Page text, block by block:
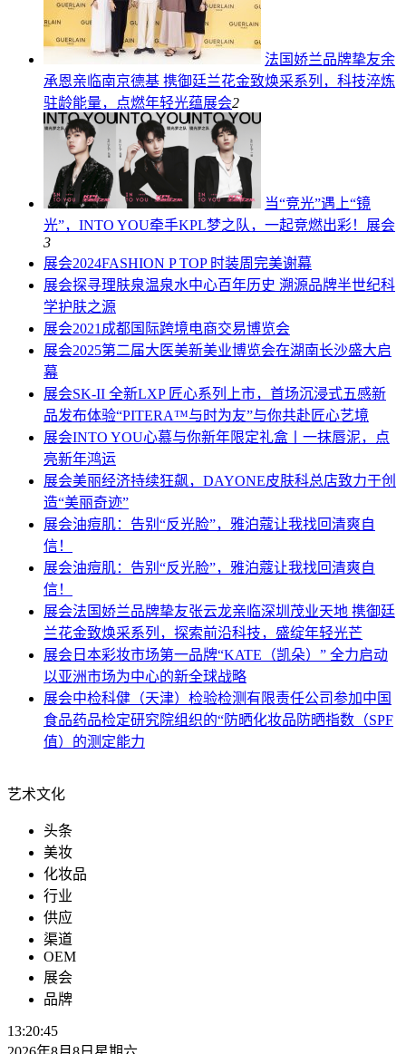
法国娇兰品牌挚友余
承恩亲临南京德基 携御廷兰花金致焕采系列，科技淬炼
驻龄能量，点燃年轻光蕴展会2
当“竞光”遇上“镜
光”，INTO YOU牵手KPL梦之队，一起竞燃出彩！ 展会
3
展会2024FASHION P TOP 时装周完美谢幕
展会探寻理肤泉温泉水中心百年历史 溯源品牌半世纪科
学护肤之源
展会2021成都国际跨境电商交易博览会
展会2025第二届大医美新美业博览会在湖南长沙盛大启
幕
展会SK-II 全新LXP 匠心系列上市，首场沉浸式五感新
品发布体验“PITERA™与时为友”与你共赴匠心艺境
展会INTO YOU心慕与你新年限定礼盒丨一抹唇泥，点
亮新年鸿运
展会美丽经济持续狂飙，DAYONE皮肤科总店致力于创
造“美丽奇迹”
展会油痘肌：告别“反光脸”，雅泊蔻让我找回清爽自
信！
展会油痘肌：告别“反光脸”，雅泊蔻让我找回清爽自
信！
展会法国娇兰品牌挚友张云龙亲临深圳茂业天地 携御廷
兰花金致焕采系列，探索前沿科技，盛绽年轻光芒
展会 日本彩妆市场第一品牌“KATE（凯朵）” 全力启动
以亚洲市场为中心的新全球战略
展会中检科健（天津）检验检测有限责任公司参加中国
食品药品检定研究院组织的“防晒化妆品防晒指数（SPF
值）的测定能力
艺术文化
头条
美妆
化妆品
行业
供应
渠道
OEM
展会
品牌
13:20:46